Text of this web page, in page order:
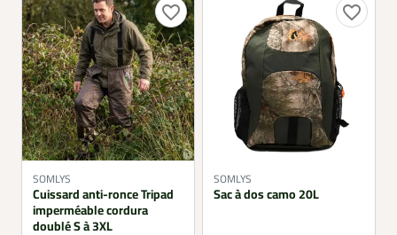
favorite_border
SOMLYS
Cuissard anti-ronce Tripad
imperméable cordura
doublé S à 3XL
favorite_border
SOMLYS
Sac à dos camo 20L